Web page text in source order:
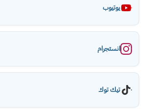
يوتيوب
انستجرام
تيك توك